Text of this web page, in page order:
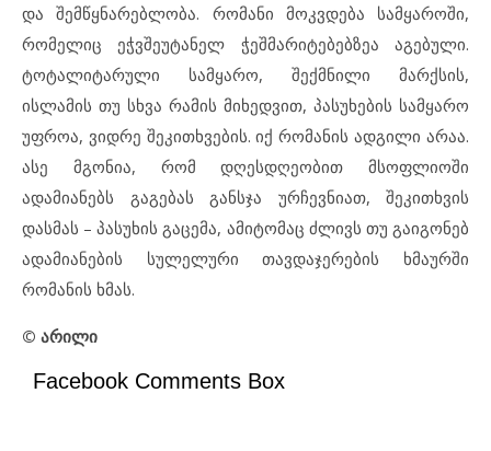
და შემწყნარებლობა. რომანი მოკვდება სამყაროში,
რომელიც ეჭვშეუტანელ ჭეშმარიტებებზეა აგებული.
ტოტალიტარული სამყარო, შექმნილი მარქსის,
ისლამის თუ სხვა რამის მიხედვით, პასუხების სამყარო
უფროა, ვიდრე შეკითხვების. იქ რომანის ადგილი არაა.
ასე მგონია, რომ დღესდღეობით მსოფლიოში
ადამიანებს გაგებას განსჯა ურჩევნიათ, შეკითხვის
დასმას – პასუხის გაცემა, ამიტომაც ძლივს თუ გაიგონებ
ადამიანების სულელური თავდაჯერების ხმაურში
რომანის ხმას.
© არილი
Facebook Comments Box